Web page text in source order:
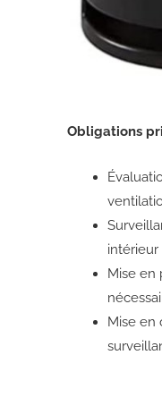
Obligations
intérieur
Mise en
Mise en